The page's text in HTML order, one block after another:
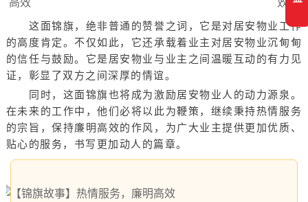
这面锦旗，绝非普通的赞誉之词，它是对居安物业工作
的高度肯定。不仅如此，它还承载着业主对居安物业沉甸甸
的信任与鼓励。它是居安物业与业主之间温暖互动的有力见
证，彰显了双方之间深厚的情谊。
同时，这面锦旗也将成为激励居安物业人的动力源泉。
在未来的工作中，他们必将以此为鞭策，继续秉持热情服务
的宗旨，保持廉明高效的作风，为广大业主提供更加优质、
贴心的服务，书写更加动人的篇章。